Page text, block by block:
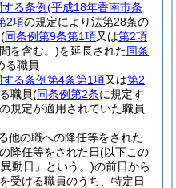
る条例(平成18年香南市条
2項の規定により法第28条の
(同条例第9条第1項又は第2項
を含む。)を延長された同条
る職員
る条例第4条第1項又は第2
職員(同条例第2条に規定す
の規定が適用されていた職員
他の職への降任等をされた
降任等をされた日(以下この
動日」という。)の前日から
受ける職員のうち、特定日